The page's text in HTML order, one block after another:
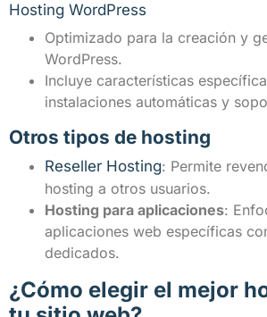
Hosting WordPress
Optimizado para la creación y
WordPress.
Incluye características
instalaciones automáticas y
Otros tipos de hosting
Reseller Hosting: Permite
hosting a otros usuarios.
Hosting para aplicaciones:
aplicaciones web específicas
dedicados.
¿Cómo elegir el mejor